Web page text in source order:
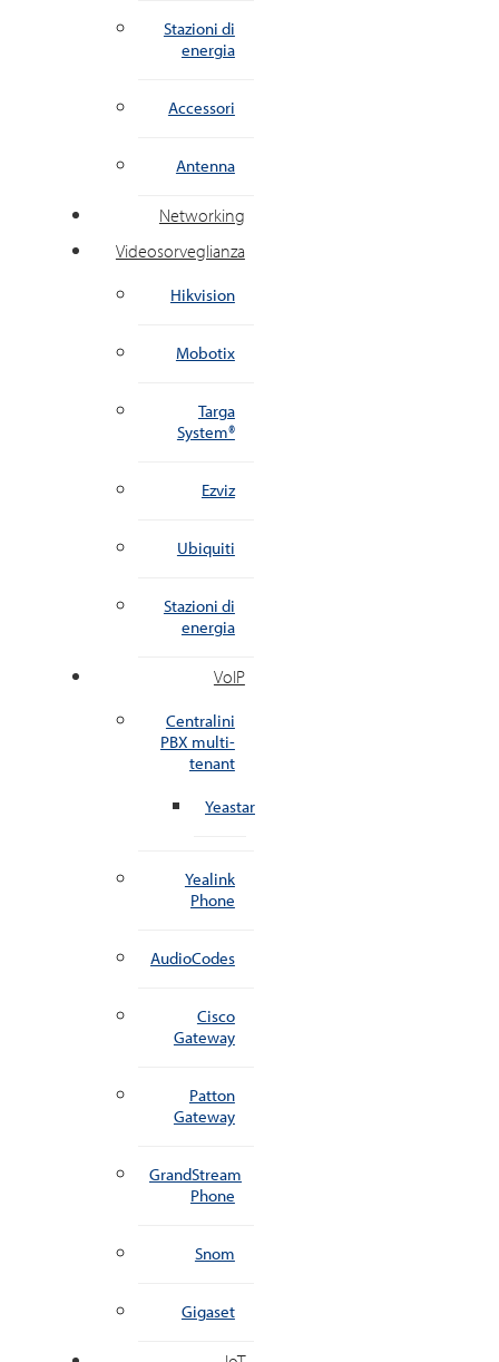
Stazioni di
energia
Accessori
Antenna
Networking
Videosorveglianza
Hikvision
Mobotix
Targa
System®
Ezviz
Ubiquiti
Stazioni di
energia
VoIP
Centralini
PBX multi-
tenant
Yeastar
Yealink
Phone
AudioCodes
Cisco
Gateway
Patton
Gateway
GrandStream
Phone
Snom
Gigaset